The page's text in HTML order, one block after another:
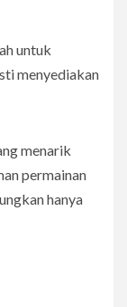
untuk
menyediakan
menarik
permainan
hanya